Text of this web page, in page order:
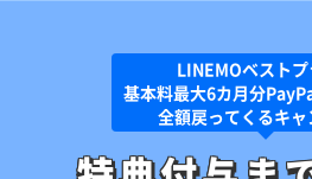
LINEMOベスト
基本料最大6カ月分
全額戻ってくるキャ